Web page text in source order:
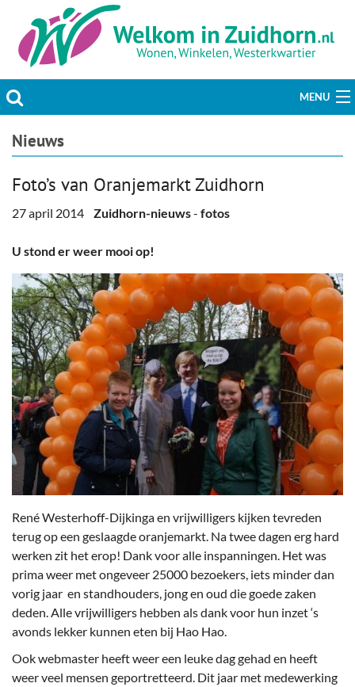
MENU
Actueel
Welzijn & Maatschappij
Bedrijven
Prikbord & Aanbiedingen
Plaats bericht
Nieuws
Foto’s van Oranjemarkt Zuidhorn
27 april 2014 Zuidhorn-nieuws- fotos
U stond er weer mooi op!
René Westerhoff-Dijkinga en vrijwilligers kijken tevreden
terug op een geslaagde oranjemarkt. Na twee dagen erg hard
werken zit het erop! Dank voor alle inspanningen. Het was
prima weer met ongeveer 25000 bezoekers, iets minder dan
vorig jaar en standhouders, jong en oud die goede zaken
deden. Alle vrijwilligers hebben als dank voor hun inzet ‘s
avonds lekker kunnen eten bij Hao Hao.
Ook webmaster heeft weer een leuke dag gehad en heeft
weer veel mensen geportretteerd. Dit jaar met medewerking